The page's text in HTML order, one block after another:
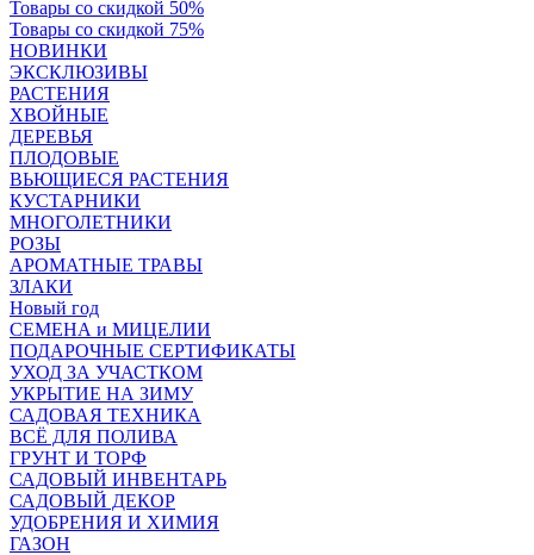
Товары со скидкой 50%
Товары со скидкой 75%
НОВИНКИ
ЭКСКЛЮЗИВЫ
РАСТЕНИЯ
ХВОЙНЫЕ
ДЕРЕВЬЯ
ПЛОДОВЫЕ
ВЬЮЩИЕСЯ РАСТЕНИЯ
КУСТАРНИКИ
МНОГОЛЕТНИКИ
РОЗЫ
АРОМАТНЫЕ ТРАВЫ
ЗЛАКИ
Новый год
СЕМЕНА и МИЦЕЛИИ
ПОДАРОЧНЫЕ СЕРТИФИКАТЫ
УХОД ЗА УЧАСТКОМ
УКРЫТИЕ НА ЗИМУ
САДОВАЯ ТЕХНИКА
ВСЁ ДЛЯ ПОЛИВА
ГРУНТ И ТОРФ
САДОВЫЙ ИНВЕНТАРЬ
САДОВЫЙ ДЕКОР
УДОБРЕНИЯ И ХИМИЯ
ГАЗОН